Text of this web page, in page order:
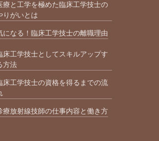
療と工学を極めた臨床工学技士の
りがいとは
になる！臨床工学技士の離職理由
床工学技士としてスキルアップす
方法
床工学技士の資格を得るまでの流
療放射線技師の仕事内容と働き方